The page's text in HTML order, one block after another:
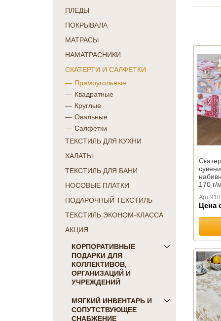
ПЛЕДЫ
ПОКРЫВАЛА
МАТРАСЫ
НАМАТРАСНИКИ
СКАТЕРТИ И САЛФЕТКИ
Прямоугольные
Квадратные
Круглые
Овальные
Салфетки
ТЕКСТИЛЬ ДЛЯ КУХНИ
ХАЛАТЫ
ТЕКСТИЛЬ ДЛЯ БАНИ
НОСОВЫЕ ПЛАТКИ
ПОДАРОЧНЫЙ ТЕКСТИЛЬ
ТЕКСТИЛЬ ЭКОНОМ-КЛАССА
АКЦИЯ
КОРПОРАТИВНЫЕ
ПОДАРКИ ДЛЯ
КОЛЛЕКТИВОВ,
ОРГАНИЗАЦИЙ И
УЧРЕЖДЕНИЙ
ПОДАРКИ ДЛЯ КОГО:
Женщинам
МЯГКИЙ ИНВЕНТАРЬ И
СОПУТСТВУЮЩЕЕ
СНАБЖЕНИЕ
170 г/
Арт.
Цена